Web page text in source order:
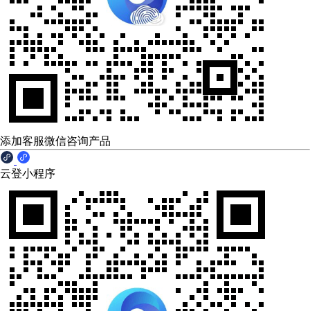
添加客服微信咨询产品
云登小程序